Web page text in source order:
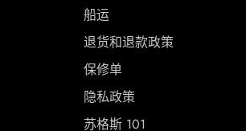
船运
退货和退款政策
保修单
隐私政策
苏格斯 101